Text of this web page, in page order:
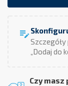
edit_note
„Dodaj do
Czy masz